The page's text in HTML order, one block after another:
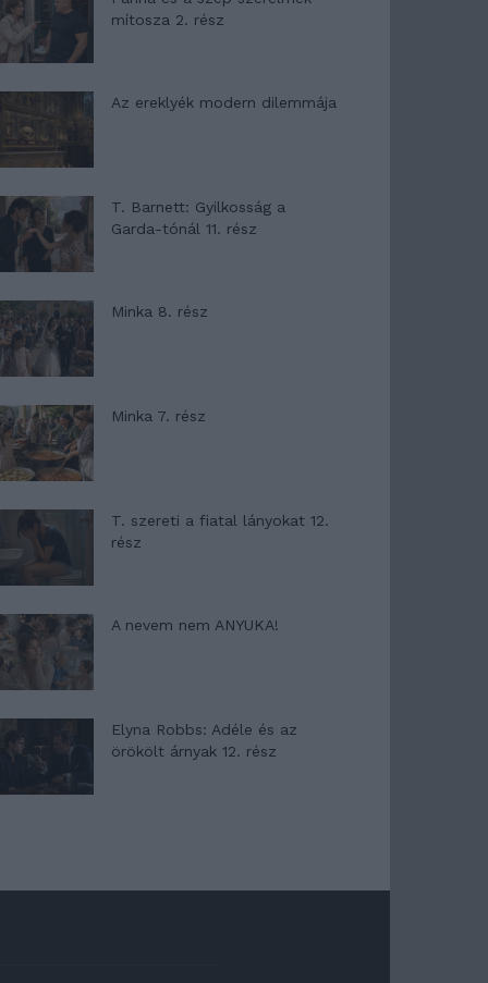
mítosza 2. rész
Az ereklyék modern dilemmája
T. Barnett: Gyilkosság a
Garda-tónál 11. rész
Minka 8. rész
Minka 7. rész
T. szereti a fiatal lányokat 12.
rész
A nevem nem ANYUKA!
Elyna Robbs: Adéle és az
örökölt árnyak 12. rész